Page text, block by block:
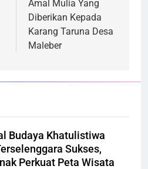
Amal Mulia Yang
Diberikan Kepada
Karang Taruna Desa
Maleber
Budaya Khatulistiwa
Sukses,
Perkuat Peta Wisata